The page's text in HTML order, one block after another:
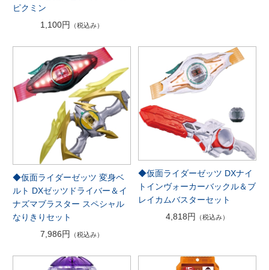
ピクミン
1,100円
（税込み）
◆仮面ライダーゼッツ 変身ベ
ルト DXゼッツドライバー＆イ
ナズマブラスター スペシャル
なりきりセット
7,986円 （税込み）
◆仮面ライダーゼッツ DXナイ
トインヴォーカーバックル＆ブ
レイカムバスターセット
4,818円
（税込み）